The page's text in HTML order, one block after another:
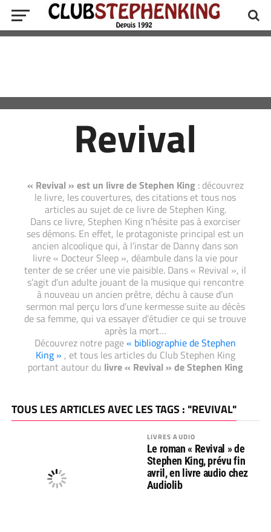
Revival
« Revival » est un livre de Stephen King: découvrez
le livre, les couvertures, des citations et tous nos
articles au sujet de ce livre de Stephen King.
Dans ce livre, Stephen King n’hésite pas à exorciser
ses démons. En effet, le protagoniste principal est un
ancien alcoolique qui, à l’instar de Danny dans son
livre « Docteur Sleep », déambule dans la vie pour
tenter de se créer une vie paisible. Dans « Revival », il
s’agit d’un adulte jouant de la musique qui rencontre
à nouveau un ancien prêtre, déchu à cause d’un
sermon mal perçu lors d’une kermesse suite au décès
de sa femme, qui va essayer d’étudier ce qui se trouve
après la mort…
Découvrez notre page« bibliographie de Stephen
King » , et tous les articles du Club Stephen King
portant autour du livre « Revival » de Stephen King
TOUS LES ARTICLES AVEC LES TAGS : "REVIVAL"
LIVRES AUDIO
Le roman « Revival » de
Stephen King, prévu fin
avril, en livre audio chez
Audiolib